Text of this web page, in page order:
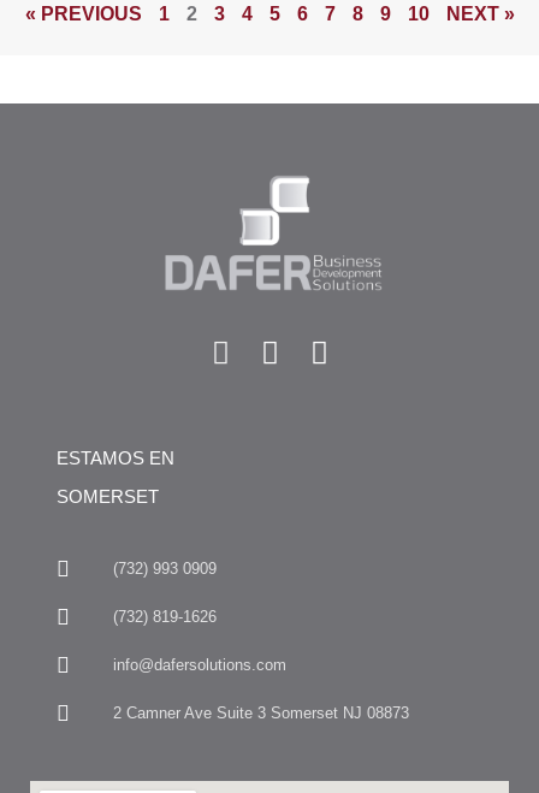
« PREVIOUS 1 2 3 4 5 6 7 8 9 10 NEXT »
ESTAMOS EN
SOMERSET
(732) 993 0909
(732) 819-1626
info@dafersolutions.com
2 Camner Ave Suite 3 Somerset NJ 08873